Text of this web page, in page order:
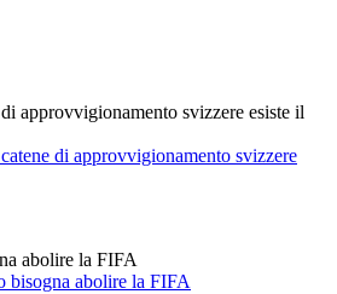
approvvigionamento svizzere esiste il
di approvvigionamento svizzere
abolire la FIFA
bisogna abolire la FIFA